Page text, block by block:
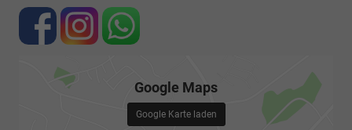
Google Maps
Google Karte laden